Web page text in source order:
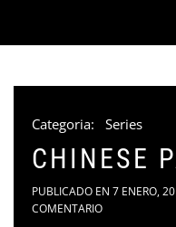
Categoria: Series
CHINESE
PUBLICADO EN 7 ENERO,
COMENTARIO